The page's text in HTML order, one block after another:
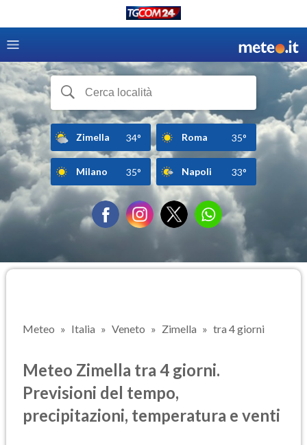
Zimella 34° Roma 35°
Milano 35° Napoli 33°
Meteo Italia Veneto Zimella tra 4 giorni
Meteo Zimella tra 4 giorni.
Previsioni del tempo,
precipitazioni, temperatura e venti